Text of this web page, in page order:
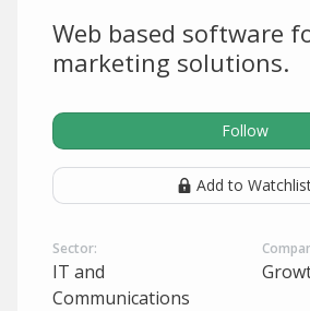
Web based software
marketing solutions.
Follow
Add to
Sector:
IT and
Communications